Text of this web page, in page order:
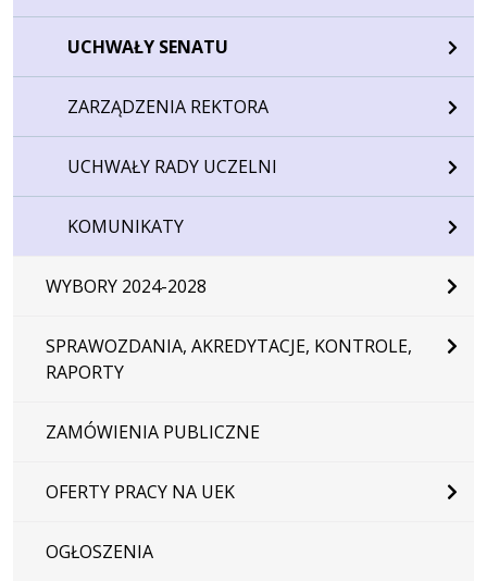
UCHWAŁY SENATU
ZARZĄDZENIA REKTORA
UCHWAŁY RADY UCZELNI
KOMUNIKATY
WYBORY 2024-2028
SPRAWOZDANIA, AKREDYTACJE, KONTROLE,
RAPORTY
ZAMÓWIENIA PUBLICZNE
OFERTY PRACY NA UEK
OGŁOSZENIA